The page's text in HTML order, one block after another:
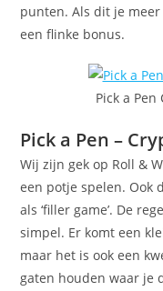
punten. Als dit je
een flinke bonus.
Pick a
Pick a Pen –
Wij zijn gek op Roll &
een potje spelen. Ook
als ‘filler game’. De
simpel. Er komt een
maar het is ook een
gaten houden waar je